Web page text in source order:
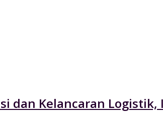
dan Kelancaran Logistik,